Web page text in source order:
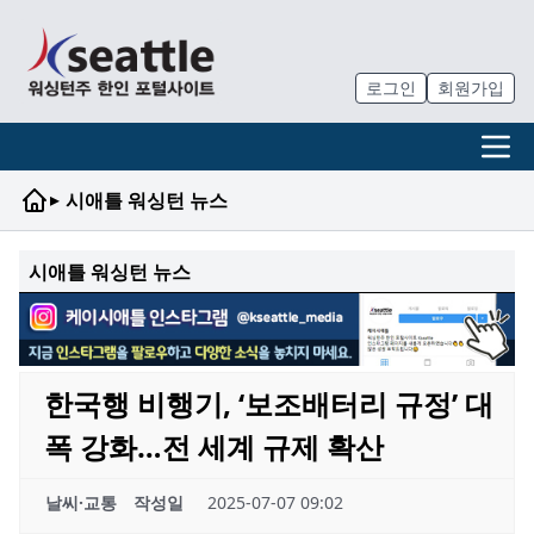
로그인 회원가입
▸ 시애틀 워싱턴 뉴스
시애틀 워싱턴 뉴스
한국행 비행기, ‘보조배터리 규정’ 대
폭 강화…전 세계 규제 확산
날씨·교통 작성일 2025-07-07 09:02